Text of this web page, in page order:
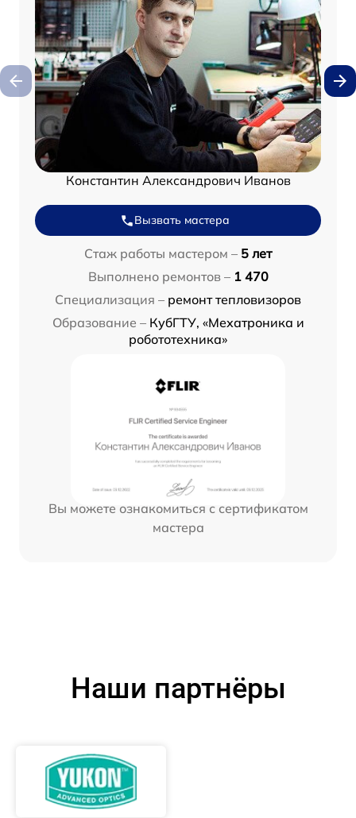
Константин Александрович Иванов
Вызвать мастера
Стаж работы мастером – 5 лет
Выполнено ремонтов – 1 470
Специализация – ремонт тепловизоров
Образование – КубГТУ, «Мехатроника и
робототехника»
Вы можете ознакомиться с сертификатом
мастера
Наши партнёры